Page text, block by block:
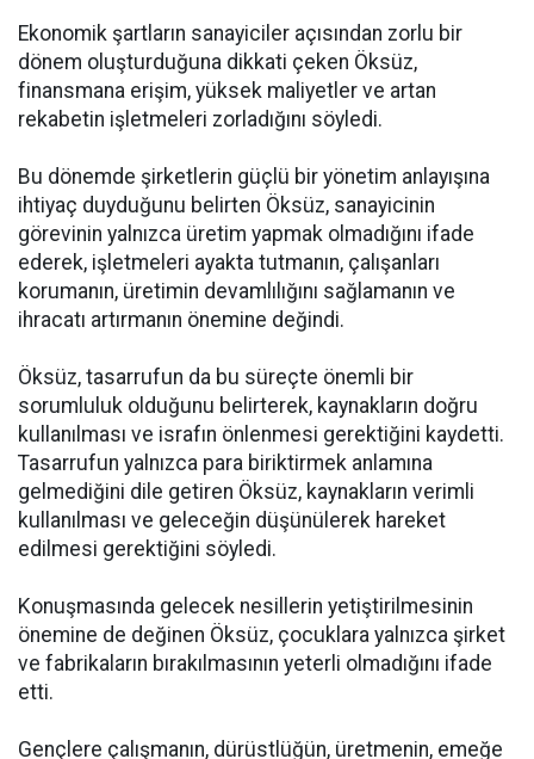
Ekonomik şartların sanayiciler açısından zorlu bir
dönem oluşturduğuna dikkati çeken Öksüz,
finansmana erişim, yüksek maliyetler ve artan
rekabetin işletmeleri zorladığını söyledi.
Bu dönemde şirketlerin güçlü bir yönetim anlayışına
ihtiyaç duyduğunu belirten Öksüz, sanayicinin
görevinin yalnızca üretim yapmak olmadığını ifade
ederek, işletmeleri ayakta tutmanın, çalışanları
korumanın, üretimin devamlılığını sağlamanın ve
ihracatı artırmanın önemine değindi.
Öksüz, tasarrufun da bu süreçte önemli bir
sorumluluk olduğunu belirterek, kaynakların doğru
kullanılması ve israfın önlenmesi gerektiğini kaydetti.
Tasarrufun yalnızca para biriktirmek anlamına
gelmediğini dile getiren Öksüz, kaynakların verimli
kullanılması ve geleceğin düşünülerek hareket
edilmesi gerektiğini söyledi.
Konuşmasında gelecek nesillerin yetiştirilmesinin
önemine de değinen Öksüz, çocuklara yalnızca şirket
ve fabrikaların bırakılmasının yeterli olmadığını ifade
etti.
Gençlere çalışmanın, dürüstlüğün, üretmenin, emeğe